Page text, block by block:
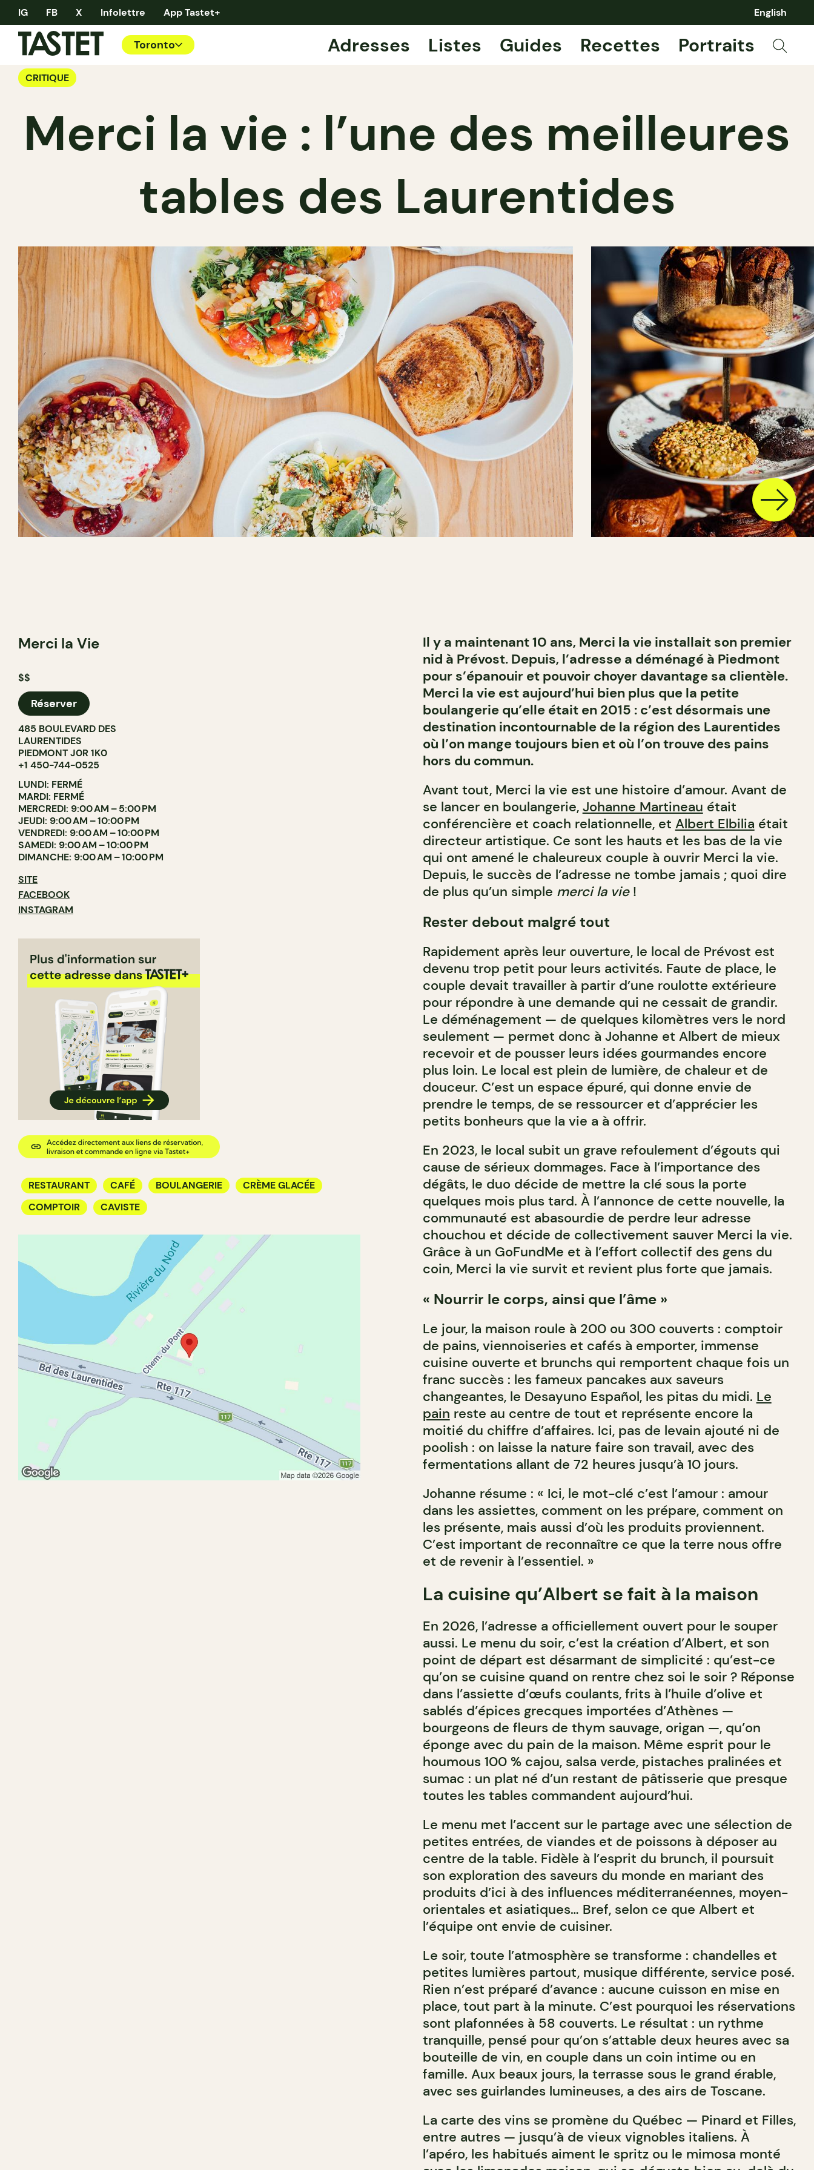
IG FB X Infolettre App Tastet+ English
Toronto Adresses Listes Guides Recettes Portraits
CRITIQUE
Merci la vie : l’une des meilleures
tables des Laurentides
Merci la Vie
$$
Réserver
485 BOULEVARD DES
LAURENTIDES
PIEDMONT J0R 1K0
+1 450-744-0525
LUNDI: FERMÉ
MARDI: FERMÉ
MERCREDI: 9:00 AM – 5:00 PM
JEUDI: 9:00 AM – 10:00 PM
VENDREDI: 9:00 AM – 10:00 PM
SAMEDI: 9:00 AM – 10:00 PM
DIMANCHE: 9:00 AM – 10:00 PM
SITE
FACEBOOK
INSTAGRAM
RESTAURANT CAFÉ BOULANGERIE
CRÈME GLACÉE
COMPTOIR
CAVISTE
Il y a maintenant 10 ans, Merci la vie installait son premier
nid à Prévost. Depuis, l’adresse a déménagé à Piedmont
pour s’épanouir et pouvoir choyer davantage sa clientèle.
Merci la vie est aujourd’hui bien plus que la petite
boulangerie qu’elle était en 2015 : c’est désormais une
destination incontournable de la région des Laurentides
où l’on mange toujours bien et où l’on trouve des pains
hors du commun.
Avant tout, Merci la vie est une histoire d’amour. Avant de
se lancer en boulangerie, Johanne Martineau était
conférencière et coach relationnelle, et Albert Elbilia était
directeur artistique. Ce sont les hauts et les bas de la vie
qui ont amené le chaleureux couple à ouvrir Merci la vie.
Depuis, le succès de l’adresse ne tombe jamais ; quoi dire
de plus qu’un simple merci la vie!
Rester debout malgré tout
Rapidement après leur ouverture, le local de Prévost est
devenu trop petit pour leurs activités. Faute de place, le
couple devait travailler à partir d’une roulotte extérieure
pour répondre à une demande qui ne cessait de grandir.
Le déménagement — de quelques kilomètres vers le nord
seulement — permet donc à Johanne et Albert de mieux
recevoir et de pousser leurs idées gourmandes encore
plus loin. Le local est plein de lumière, de chaleur et de
douceur. C’est un espace épuré, qui donne envie de
prendre le temps, de se ressourcer et d’apprécier les
petits bonheurs que la vie a à offrir.
En 2023, le local subit un grave refoulement d’égouts qui
cause de sérieux dommages. Face à l’importance des
dégâts, le duo décide de mettre la clé sous la porte
quelques mois plus tard. À l’annonce de cette nouvelle, la
communauté est abasourdie de perdre leur adresse
chouchou et décide de collectivement sauver Merci la vie.
Grâce à un GoFundMe et à l’effort collectif des gens du
coin, Merci la vie survit et revient plus forte que jamais.
« Nourrir le corps, ainsi que l’âme »
Le jour, la maison roule à 200 ou 300 couverts : comptoir
de pains, viennoiseries et cafés à emporter, immense
cuisine ouverte et brunchs qui remportent chaque fois un
franc succès : les fameux pancakes aux saveurs
changeantes, le Desayuno Español, les pitas du midi. Le
pain reste au centre de tout et représente encore la
moitié du chiffre d’affaires. Ici, pas de levain ajouté ni de
poolish : on laisse la nature faire son travail, avec des
fermentations allant de 72 heures jusqu’à 10 jours.
Johanne résume : « Ici, le mot-clé c’est l’amour : amour
dans les assiettes, comment on les prépare, comment on
les présente, mais aussi d’où les produits proviennent.
C’est important de reconnaître ce que la terre nous offre
et de revenir à l’essentiel. »
La cuisine qu’Albert se fait à la maison
En 2026, l’adresse a officiellement ouvert pour le souper
aussi. Le menu du soir, c’est la création d’Albert, et son
point de départ est désarmant de simplicité : qu’est-ce
qu’on se cuisine quand on rentre chez soi le soir ? Réponse
dans l’assiette d’œufs coulants, frits à l’huile d’olive et
sablés d’épices grecques importées d’Athènes —
bourgeons de fleurs de thym sauvage, origan —, qu’on
éponge avec du pain de la maison. Même esprit pour le
houmous 100 % cajou, salsa verde, pistaches pralinées et
sumac : un plat né d’un restant de pâtisserie que presque
toutes les tables commandent aujourd’hui.
Le menu met l’accent sur le partage avec une sélection de
petites entrées, de viandes et de poissons à déposer au
centre de la table. Fidèle à l’esprit du brunch, il poursuit
son exploration des saveurs du monde en mariant des
produits d’ici à des influences méditerranéennes, moyen-
orientales et asiatiques… Bref, selon ce que Albert et
l’équipe ont envie de cuisiner.
Le soir, toute l’atmosphère se transforme : chandelles et
petites lumières partout, musique différente, service posé.
Rien n’est préparé d’avance : aucune cuisson en mise en
place, tout part à la minute. C’est pourquoi les réservations
sont plafonnées à 58 couverts. Le résultat : un rythme
tranquille, pensé pour qu’on s’attable deux heures avec sa
bouteille de vin, en couple dans un coin intime ou en
famille. Aux beaux jours, la terrasse sous le grand érable,
avec ses guirlandes lumineuses, a des airs de Toscane.
La carte des vins se promène du Québec — Pinard et Filles,
entre autres — jusqu’à de vieux vignobles italiens. À
l’apéro, les habitués aiment le spritz ou le mimosa monté